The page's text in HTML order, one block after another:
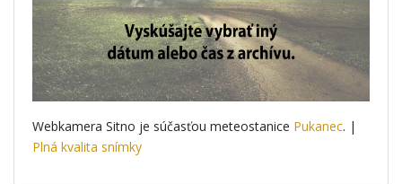
Webkamera Sitno je súčasťou meteostanice Pukanec. |
Plná kvalita snímky